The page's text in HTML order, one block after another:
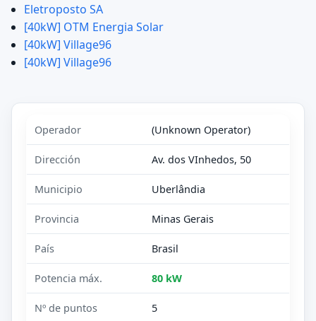
Eletroposto SA
[40kW] OTM Energia Solar
[40kW] Village96
[40kW] Village96
Operador (Unknown Operator)
Dirección Av. dos VInhedos, 50
Municipio Uberlândia
Provincia Minas Gerais
País Brasil
Potencia máx. 80 kW
Nº de puntos 5